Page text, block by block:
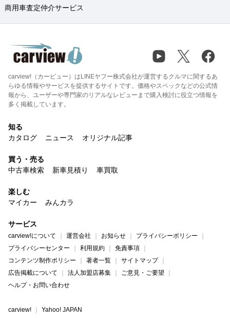
商用車査定仲介サービス
carview!（カービュー）はLINEヤフー株式会社が運営するクルマに関するあ
らゆる情報やサービスを提供するサイトです。価格やスペックなどの公式情
報から、ユーザーや専門家のリアルなレビューまで購入検討に役立つ情報を
多く掲載しています。
知る
カタログ
ニュース オリジナル記事
買う・売る
中古車検索
新車見積り 車買取
楽しむ
マイカー
みんカラ
サービス
carview!について 運営会社 お知らせ
プライバシーポリシー
プライバシーセンター
利用規約
免責事項
コンテンツ制作ポリシー
著者一覧
サイトマップ
広告掲載について
法人加盟店募集
ご意見・ご要望
ヘルプ・お問い合わせ
carview! Yahoo! JAPAN